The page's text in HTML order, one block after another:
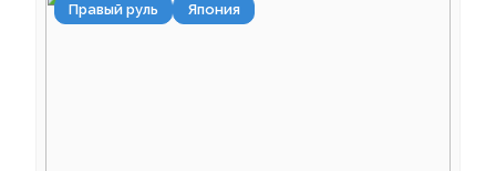
Правый руль Япония